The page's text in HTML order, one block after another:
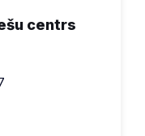
centrs